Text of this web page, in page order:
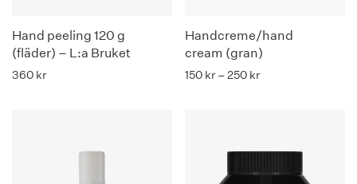
Hand peeling 120 g
(fläder) – L:a Bruket
360 kr
Handcreme/hand
cream (gran)
150 kr –250 krPrisintervall: 150